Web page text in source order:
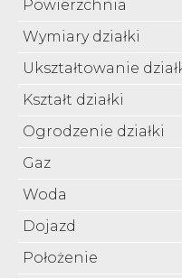
Powierzchnia
Wymiary działki
Ukształtowanie
Kształt działki
Ogrodzenie działki
Gaz
Woda
Dojazd
Położenie